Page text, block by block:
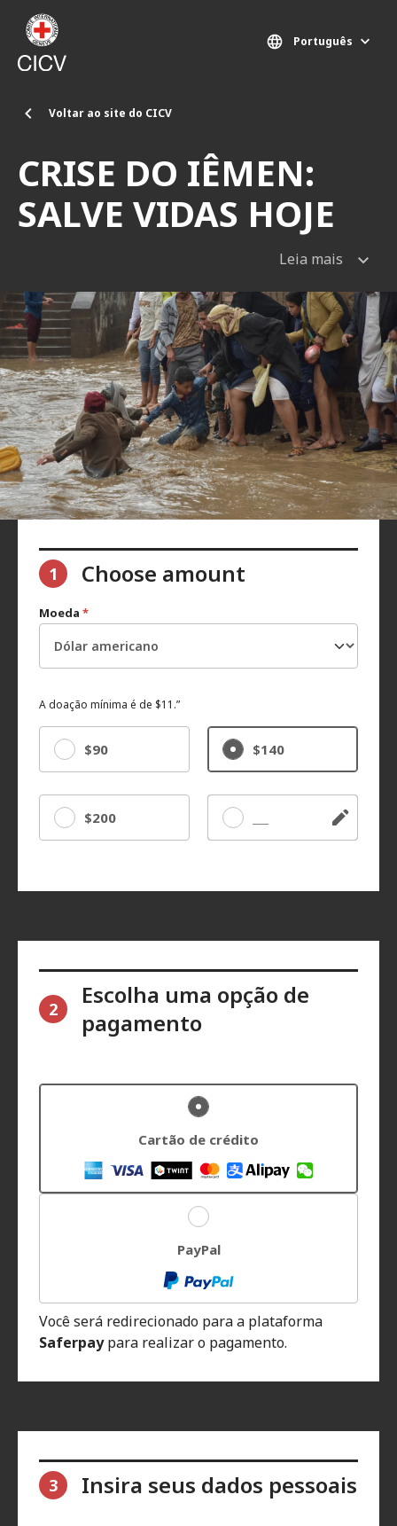
Passar para o conteúdo principal
Voltar ao site do CICV
Português
CRISE DO IÊMEN:
SALVE VIDAS HOJE
Leia mais
1 Choose amount
Moeda *
A doação mínima é de $11.”
$90 $140
$200 Outro
2
Escolha uma opção de
pagamento
Cartão de crédito
PayPal
Você será redirecionado para a plataforma
Saferpaypara realizar o pagamento.
3 Insira seus dados pessoais